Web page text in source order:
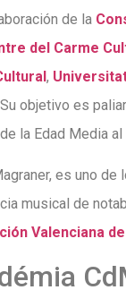
de la
del Carme
,
. Su objetivo es
la Edad Media
es uno
musical de
Valenciana